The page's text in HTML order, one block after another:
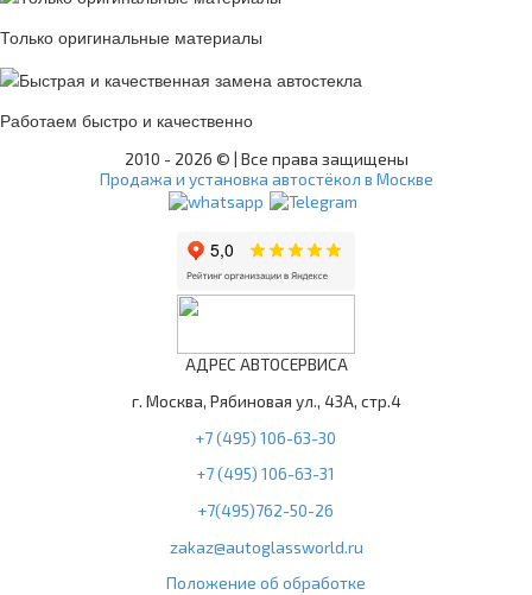
Только оригинальные материалы
Работаем быстро и качественно
2010 - 2026 © | Все права защищены
Продажа и установка автостёкол в Москве
АДРЕС АВТОСЕРВИСА
г. Москва, Рябиновая ул., 43А, стр.4
+7 (495) 106-63-30
+7 (495) 106-63-31
+7(495)762-50-26
zakaz@autoglassworld.ru
Положение об обработке